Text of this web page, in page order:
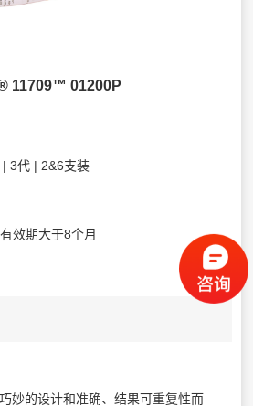
11709™ 01200P
3代 | 2&6支装
效期大于8个月
妙的设计和准确、结果可重复性而